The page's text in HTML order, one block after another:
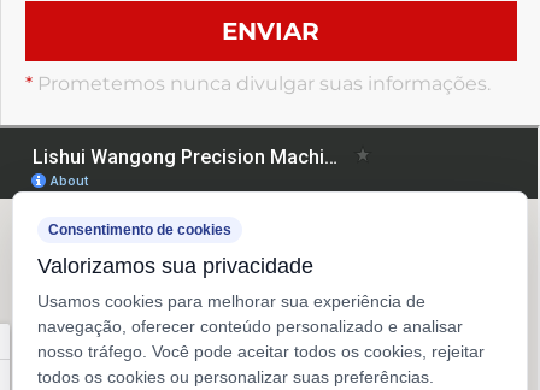
* Prometemos nunca divulgar suas informações.
Consentimento de cookies
Valorizamos sua privacidade
Usamos cookies para melhorar sua experiência de
navegação, oferecer conteúdo personalizado e analisar
nosso tráfego. Você pode aceitar todos os cookies, rejeitar
todos os cookies ou personalizar suas preferências.